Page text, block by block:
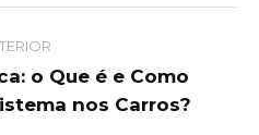
Previous
post:
o Que é e Como
nos Carros?